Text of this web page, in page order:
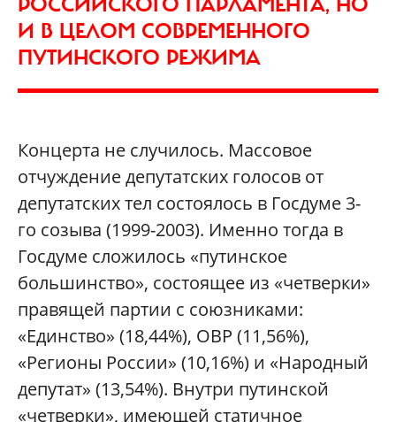
И В ЦЕЛОМ СОВРЕМЕННОГО
ПУТИНСКОГО РЕЖИМА
Концерта не случилось. Массовое
отчуждение депутатских голосов от
депутатских тел состоялось в Госдуме 3-
го созыва (1999-2003). Именно тогда в
Госдуме сложилось «путинское
большинство», состоящее из «четверки»
правящей партии с союзниками:
«Единство» (18,44%), ОВР (11,56%),
«Регионы России» (10,16%) и «Народный
депутат» (13,54%). Внутри путинской
«четверки», имеющей статичное